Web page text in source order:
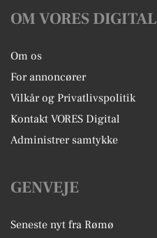
OM VORES DIGITAL
Om os
For annoncører
Vilkår og Privatlivspolitik
Kontakt VORES Digital
Administrer samtykke
GENVEJE
Seneste nyt fra Rømø